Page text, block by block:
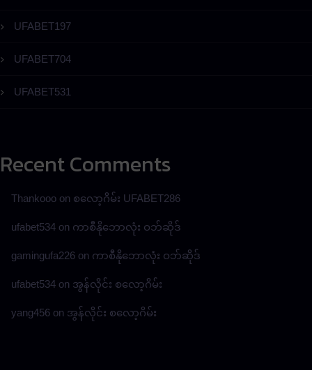
UFABET197
UFABET704
UFABET531
Recent Comments
Thankooo on စလော့ဂိမ်း UFABET286
ufabet534 on ကာစီနိုဘောလုံး ဝဘ်ဆိုဒ်
gamingufa226 on ကာစီနိုဘောလုံး ဝဘ်ဆိုဒ်
ufabet534 on အွန်လိုင်း စလော့ဂိမ်း
yang456 on အွန်လိုင်း စလော့ဂိမ်း